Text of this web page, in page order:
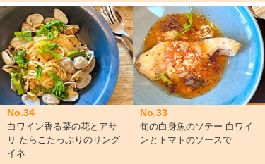
No.34
白ワイン香る菜の花とアサ
リ たらこたっぷりのリング
イネ
No.33
旬の白身魚のソテー 白ワイ
ンとトマトのソースで